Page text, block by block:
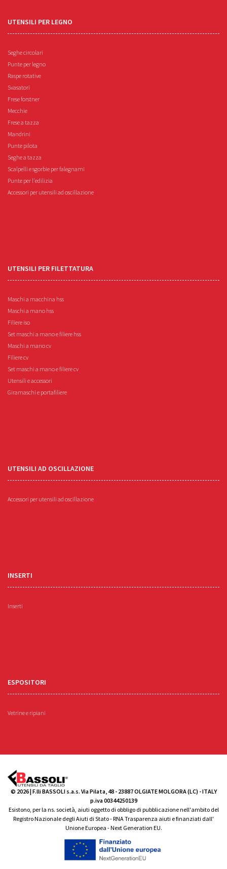
UTENSILI PER LEGNO
Seghe circolari
Punte per legno
Raspe rotative
Svasatori
Frese forstner
Mecchie
Frese a tazza
Mandrini
Punte pilota
Seghe a tazza
Scalpelli e sgorbie per falegnami
Punte per l'edilizia
Accessori per utensili ad oscillazione
UTENSILI PER FILETTATURA
Maschi a macchina hss
Maschi a mano hss
Filiere iso
Set maschi a mano e filiere hss
Maschi a mano cv
Filiere cv
Set maschi a mano e filiere cv
Utensili e accessori
Giramaschi e portafiliere
UTENSILI AD OSCILLAZIONE
Accessori per utensili ad oscillazione
INSERTI
Inserti
ESPOSITORI
Vetrine e ripiani
© 2026 | F.lli BASSOLI s.a.s. Via Pilata, 48 - 23887 OLGIATE MOLGORA (LC) - ITALY
p.iva 00344250139
Esistono, per la ns. società, aiuti oggetto di obbligo di pubblicazione nell'ambito del
Registro Nazionale degli Aiuti di Stato - RNA Trasparenza aiuti e finanziati dall'
Unione Europea - Next Generation EU.